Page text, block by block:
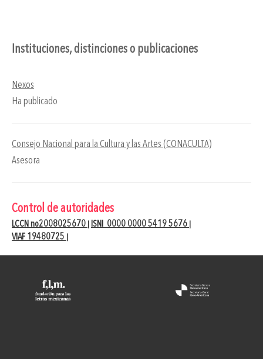
Instituciones, distinciones o publicaciones
Nexos
Ha publicado
Consejo Nacional para la Cultura y las Artes (CONACULTA)
Asesora
Control de autoridades
LCCN no2008025670 ISNI 0000 0000 5419 5676
VIAF 19480725